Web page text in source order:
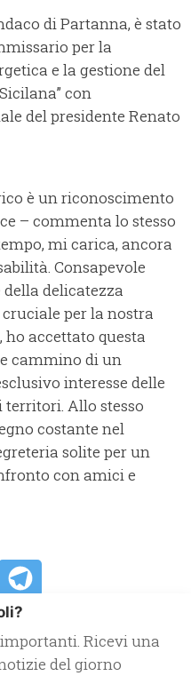
di Partanna, è stato
per la
e la gestione del
con
del presidente Renato
è un riconoscimento
– commenta lo stesso
mi carica, ancora
Consapevole
delicatezza
per la nostra
accettato questa
cammino di un
interesse delle
Allo stesso
costante nel
solite per un
con amici e
Ricevi una
del giorno